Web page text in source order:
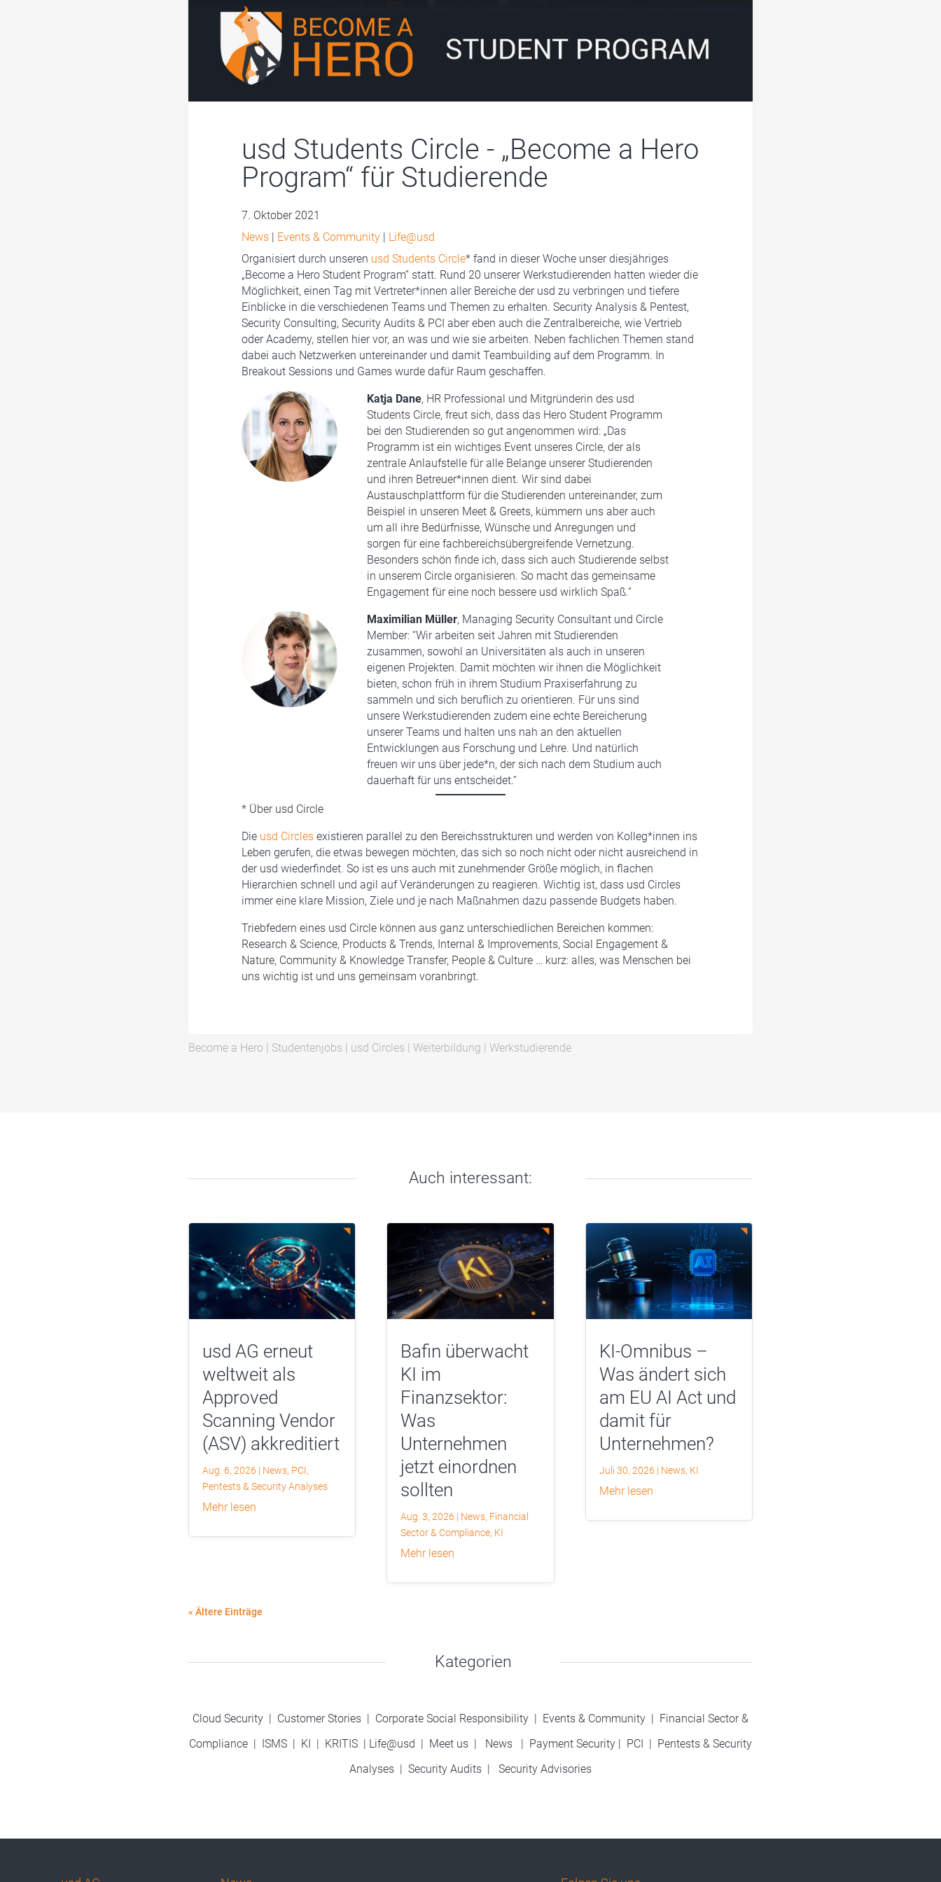
usd Students Circle - „Become a Hero
Program“ für Studierende
7. Oktober 2021
News| Events & Community| Life@usd
Organisiert durch unseren usd Students Circle* fand in dieser Woche unser diesjähriges
„Become a Hero Student Program“ statt. Rund 20 unserer Werkstudierenden hatten wieder die
Möglichkeit, einen Tag mit Vertreter*innen aller Bereiche der usd zu verbringen und tiefere
Einblicke in die verschiedenen Teams und Themen zu erhalten. Security Analysis & Pentest,
Security Consulting, Security Audits & PCI aber eben auch die Zentralbereiche, wie Vertrieb
oder Academy, stellen hier vor, an was und wie sie arbeiten. Neben fachlichen Themen stand
dabei auch Netzwerken untereinander und damit Teambuilding auf dem Programm. In
Breakout Sessions und Games wurde dafür Raum geschaffen.
Katja Dane, HR Professional und Mitgründerin des usd
Students Circle, freut sich, dass das Hero Student Programm
bei den Studierenden so gut angenommen wird: „Das
Programm ist ein wichtiges Event unseres Circle, der als
zentrale Anlaufstelle für alle Belange unserer Studierenden
und ihren Betreuer*innen dient. Wir sind dabei
Austauschplattform für die Studierenden untereinander, zum
Beispiel in unseren Meet & Greets, kümmern uns aber auch
um all ihre Bedürfnisse, Wünsche und Anregungen und
sorgen für eine fachbereichsübergreifende Vernetzung.
Besonders schön finde ich, dass sich auch Studierende selbst
in unserem Circle organisieren. So macht das gemeinsame
Engagement für eine noch bessere usd wirklich Spaß.“
Maximilian Müller, Managing Security Consultant und Circle
Member: “Wir arbeiten seit Jahren mit Studierenden
zusammen, sowohl an Universitäten als auch in unseren
eigenen Projekten. Damit möchten wir ihnen die Möglichkeit
bieten, schon früh in ihrem Studium Praxiserfahrung zu
sammeln und sich beruflich zu orientieren. Für uns sind
unsere Werkstudierenden zudem eine echte Bereicherung
unserer Teams und halten uns nah an den aktuellen
Entwicklungen aus Forschung und Lehre. Und natürlich
freuen wir uns über jede*n, der sich nach dem Studium auch
dauerhaft für uns entscheidet.“
* Über usd Circle
Die usd Circlesexistieren parallel zu den Bereichsstrukturen und werden von Kolleg*innen ins
Leben gerufen, die etwas bewegen möchten, das sich so noch nicht oder nicht ausreichend in
der usd wiederfindet. So ist es uns auch mit zunehmender Größe möglich, in flachen
Hierarchien schnell und agil auf Veränderungen zu reagieren. Wichtig ist, dass usd Circles
immer eine klare Mission, Ziele und je nach Maßnahmen dazu passende Budgets haben.
Triebfedern eines usd Circle können aus ganz unterschiedlichen Bereichen kommen:
Research & Science, Products & Trends, Internal & Improvements, Social Engagement &
Nature, Community & Knowledge Transfer, People & Culture … kurz: alles, was Menschen bei
uns wichtig ist und uns gemeinsam voranbringt.
Become a Hero | Studentenjobs | usd Circles | Weiterbildung | Werkstudierende
Auch interessant:
usd AG erneut
weltweit als
Approved
Scanning Vendor
(ASV) akkreditiert
Aug. 6, 2026 | News, PCI,
Pentests & Security Analyses
mehr lesen
Bafin überwacht
KI im
Finanzsektor:
Was
Unternehmen
jetzt einordnen
sollten
Aug. 3, 2026 | News, Financial
Sector & Compliance, KI
mehr lesen
KI-Omnibus –
Was ändert sich
am EU AI Act und
damit für
Unternehmen?
Juli 30, 2026 | News, KI
mehr lesen
« Ältere Einträge
Kategorien
Cloud Security | Customer Stories| Corporate Social Responsibility| Events & Community | Financial Sector &
Compliance| ISMS| KI | KRITIS| Life@usd | Meet us| News | Payment Security| PCI | Pentests & Security
Analyses | Security Audits| Security Advisories